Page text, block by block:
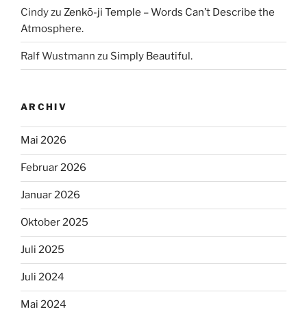
Cindyzu Zenkō-ji Temple – Words Can’t Describe the
Atmosphere.
Ralf Wustmann zu Simply Beautiful.
ARCHIV
Mai 2026
Februar 2026
Januar 2026
Oktober 2025
Juli 2025
Juli 2024
Mai 2024